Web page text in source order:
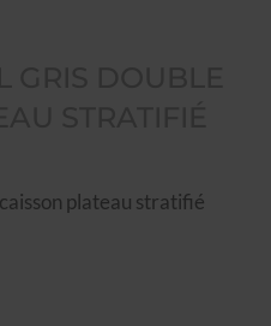
plateau stratifié